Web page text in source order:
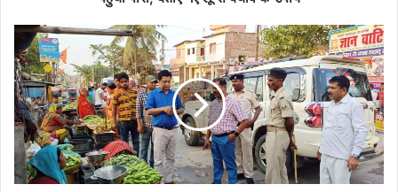
पहुंचा
पारा,
बताए
गए
लू
से
बचाव
के
उपाय
Subdivision
administration's
stick
on
encroachment
अतिक्रमण
पर
चला
अनुमंडल